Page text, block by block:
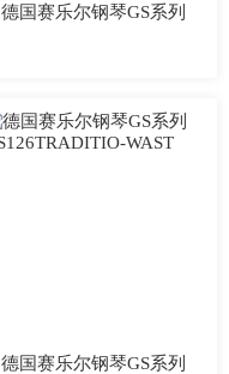
德国赛乐尔钢琴GS系列
德国赛乐尔钢琴GS系列